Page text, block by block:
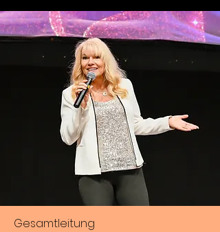
Gesamtleitung